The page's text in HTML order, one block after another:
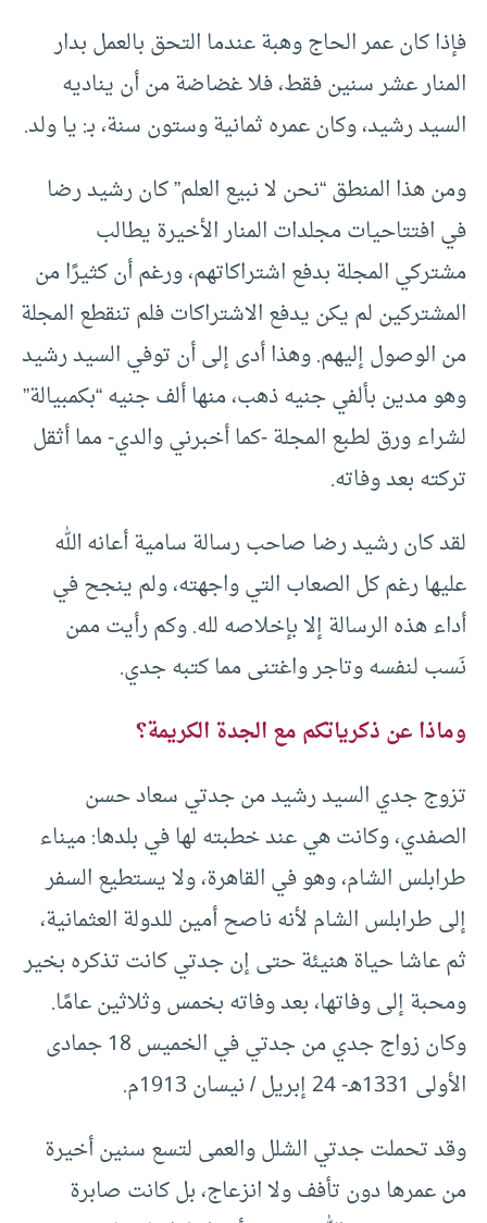
فإذا كان عمر الحاج وهبة عندما التحق بالعمل بدار
المنار عشر سنين فقط، فلا غضاضة من أن يناديه
السيد رشيد، وكان عمره ثمانية وستون سنة، بـ: يا ولد.
ومن هذا المنطق “نحن لا نبيع العلم” كان رشيد رضا
في افتتاحيات مجلدات المنار الأخيرة يطالب
مشتركي المجلة بدفع اشتراكاتهم، ورغم أن كثيرًا من
المشتركين لم يكن يدفع الاشتراكات فلم تنقطع المجلة
من الوصول إليهم. وهذا أدى إلى أن توفي السيد رشيد
وهو مدين بألفي جنيه ذهب، منها ألف جنيه “بكمبيالة”
لشراء ورق لطبع المجلة -كما أخبرني والدي- مما أثقل
تركته بعد وفاته.
لقد كان رشيد رضا صاحب رسالة سامية أعانه الله
عليها رغم كل الصعاب التي واجهته، ولم ينجح في
أداء هذه الرسالة إلا بإخلاصه لله. وكم رأيت ممن
نَسب لنفسه وتاجر واغتنى مما كتبه جدي.
وماذا عن ذكرياتكم مع الجدة الكريمة؟
تزوج جدي السيد رشيد من جدتي سعاد حسن
الصفدي، وكانت هي عند خطبته لها في بلدها: ميناء
طرابلس الشام، وهو في القاهرة، ولا يستطيع السفر
إلى طرابلس الشام لأنه ناصح أمين للدولة العثمانية،
ثم عاشا حياة هنيئة حتى إن جدتي كانت تذكره بخير
ومحبة إلى وفاتها، بعد وفاته بخمس وثلاثين عامًا.
وكان زواج جدي من جدتي في الخميس 18 جمادى
الأولى 1331هـ- 24 إبريل / نيسان 1913م.
وقد تحملت جدتي الشلل والعمى لتسع سنين أخيرة
من عمرها دون تأفف ولا انزعاج، بل كانت صابرة